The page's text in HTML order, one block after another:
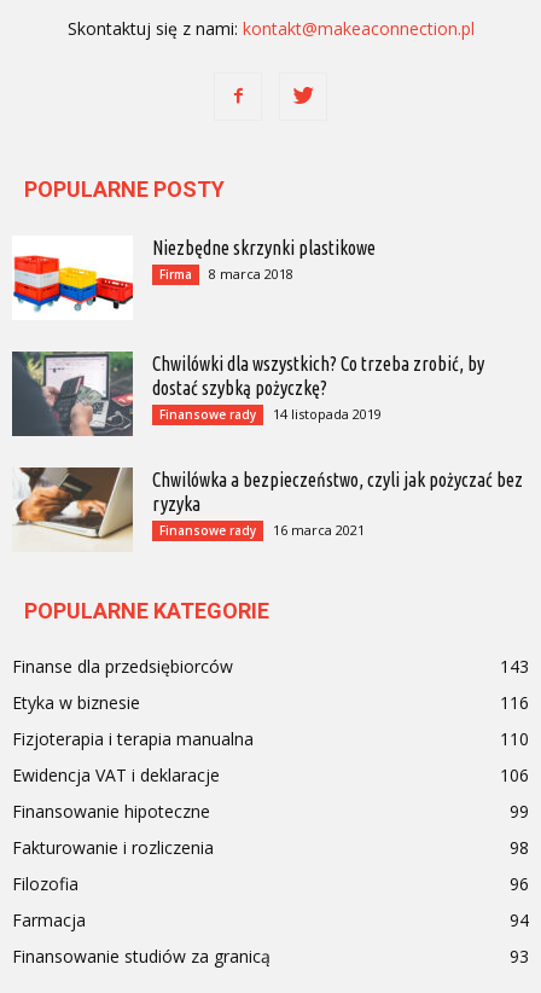
Skontaktuj się z nami: kontakt@makeaconnection.pl
POPULARNE POSTY
Niezbędne skrzynki plastikowe
Firma 8 marca 2018
Chwilówki dla wszystkich? Co trzeba zrobić, by
dostać szybką pożyczkę?
Finansowe rady 14 listopada 2019
Chwilówka a bezpieczeństwo, czyli jak pożyczać bez
ryzyka
Finansowe rady 16 marca 2021
POPULARNE KATEGORIE
Finanse dla przedsiębiorców
143
Etyka w biznesie
116
Fizjoterapia i terapia manualna
110
Ewidencja VAT i deklaracje
106
Finansowanie hipoteczne
99
Fakturowanie i rozliczenia
98
Filozofia
96
Farmacja
94
Finansowanie studiów za granicą
93